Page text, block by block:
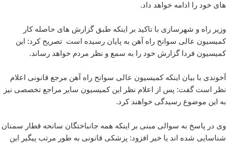
های خود را ادامه خواهد داد.
وزیر راه و شهرسازی با تاکید بر اینکه طبق گزارش های حاصله کار
کمیسیون عالی سوانح راه آهن به پایان رسیده است تصریح کرد: این
کمیسیون فردا گزارش خود را به سمع و نظر مردم خواهد رساند.
آخوندی با بیان اینکه کمیسیون عالی سوانح راه آهن مرجع قانونی اعلام
نظر است گفت: پس از اعلام نظر این کمیسیون سایر مراجع تخصصی نیز
به این موضوع رسیدگی خواهند کرد.
وی در پاسخ به سوالی مبنی بر اینکه همه جانباختگان سانحه قطار سمنان
شناسایی شده اند یا خیر افزود: پزشکی قانونی به طور مرتب پیگیر این